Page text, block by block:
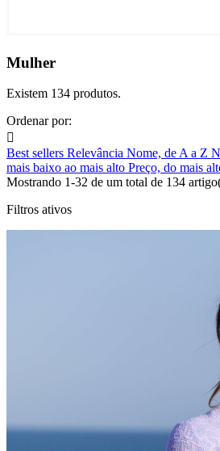
Mulher
Existem 134 produtos.
Ordenar por:

Best sellers Relevância Nome, de A a Z
mais baixo ao mais alto Preço, do mais
Mostrando 1-32 de um total de 134
Filtros ativos